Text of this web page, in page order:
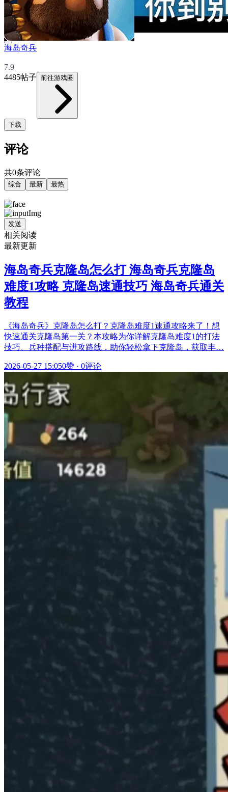
海岛奇兵
7.9
4485帖子 前往游戏圈
下载
评论
共0条评论
综合 最新 最热
发送
相关阅读
最新更新
海岛奇兵克隆岛怎么打 海岛奇兵克隆岛
难度1攻略 克隆岛速通技巧 海岛奇兵通关
教程
《海岛奇兵》克隆岛怎么打？克隆岛难度1速通攻略来了！想
快速通关克隆岛第一关？本攻略为你详解克隆岛难度1的打法
技巧、兵种搭配与进攻路线，助你轻松拿下克隆岛，获取丰…
2026-05-27 15:050赞 · 0评论